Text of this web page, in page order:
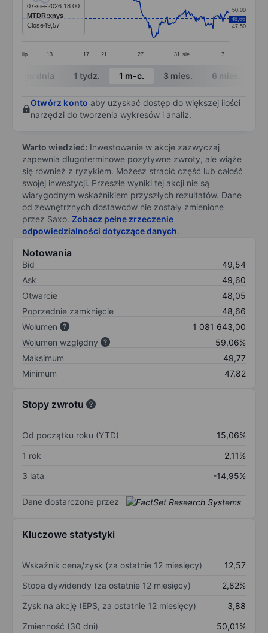
The chart has 1 X axis displaying categories.
The chart has 1 Y axis displaying values. Data
lip 13 17 21 27 31 sie 7
47,50
50,00
48,66
07-sie-2026 18:00
MTDR:xnys
Close49,57
End of interactive chart.
W ciągu dnia 1 tydz. 1 m-c. 3 mies. 6 mies.
Otwórz konto aby uzyskać dostęp do większej ilości
narzędzi do tworzenia wykresów i analiz.
Warto wiedzieć: Inwestowanie w akcje zazwyczaj
zapewnia długoterminowe pozytywne zwroty, ale wiąże
się również z ryzykiem. Możesz stracić część lub całość
swojej inwestycji. Przeszłe wyniki tej akcji nie są
wiarygodnym wskaźnikiem przyszłych rezultatów. Dane
od zewnętrznych dostawców nie zostały zmienione
przez Saxo. Zobacz pełne zrzeczenie
odpowiedzialności dotyczące danych.
Notowania
Bid
49,54
Ask
49,60
Otwarcie
48,05
Poprzednie zamknięcie
48,66
Wolumen
1 081 643,00
Wolumen względny
59,06%
Maksimum
49,77
Minimum
47,82
Stopy zwrotu
Od początku roku (YTD)
15,06%
1 rok
2,11%
3 lata
-14,95%
Dane dostarczone przez
Kluczowe statystyki
Wskaźnik cena/zysk (za ostatnie 12 miesięcy)
12,57
Stopa dywidendy (za ostatnie 12 miesięcy)
2,82%
Zysk na akcję (EPS, za ostatnie 12 miesięcy)
3,88
Zmienność (30 dni)
50,01%